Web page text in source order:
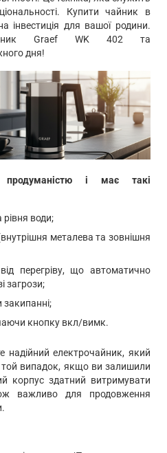
Купити чайник в
інвестиція для вашої родини.
Graef WK 402 та
дня!
продуманістю і має такі
рівня води;
металева та зовнішня
перегріву, що автоматично
загрози;
кнопку вкл/вимк.
електрочайник, який
випадок, якщо ви залишили
корпус здатний витримувати
важливо для продовження